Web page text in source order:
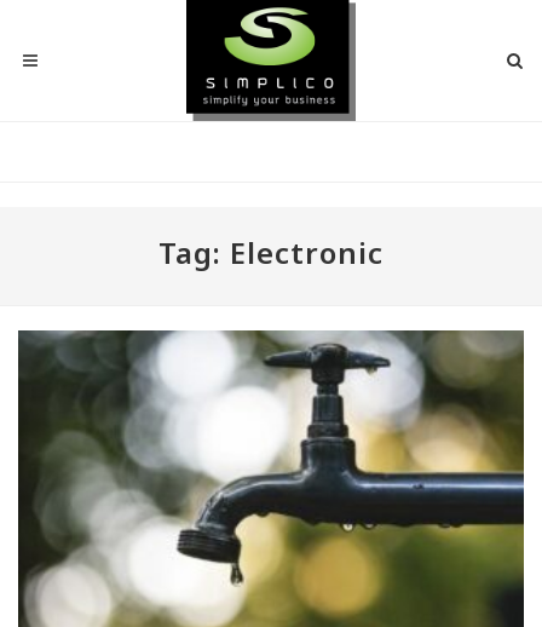
Tag: Electronic